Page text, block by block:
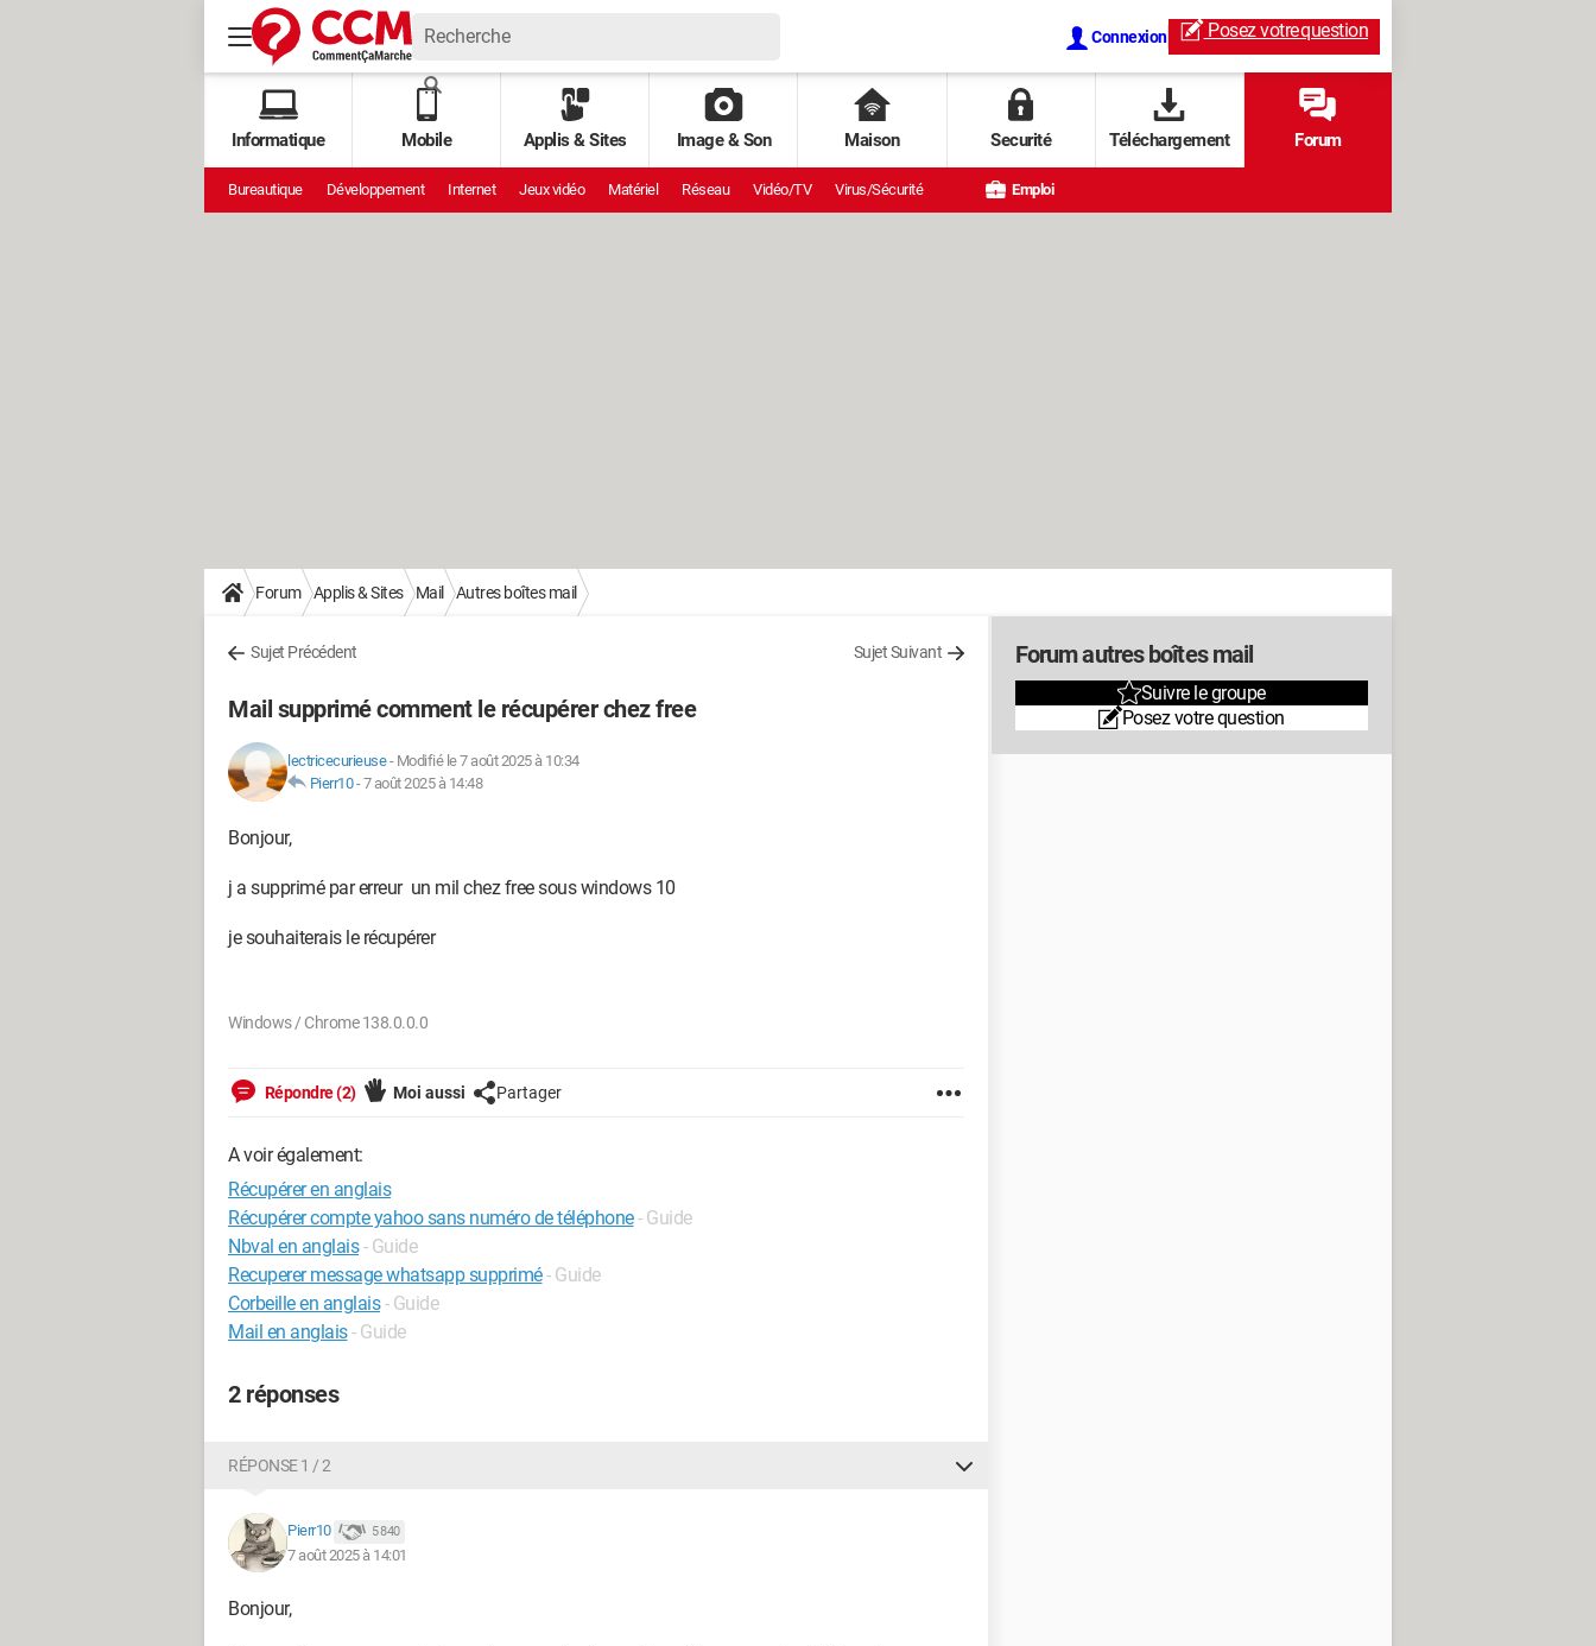
Connexion Posez votrequestion
Informatique Mobile Applis & Sites Image & Son Maison Securité Téléchargement Forum
Bureautique Développement Internet Jeux vidéo Matériel Réseau Vidéo/TV Virus/Sécurité Emploi
Forum Applis & Sites Mail Autres boîtes mail
Sujet Précédent Sujet Suivant
Mail supprimé comment le récupérer chez free
lectricecurieuse- Modifié le 7 août 2025 à 10:34
Pierr10-7 août 2025 à 14:48
Bonjour,
j a supprimé par erreur un mil chez free sous windows 10
je souhaiterais le récupérer
Windows / Chrome 138.0.0.0
Répondre (2) Moi aussi Partager
A voir également:
Récupérer en anglais
Récupérer compte yahoo sans numéro de téléphone- Guide
Nbval en anglais - Guide
Recuperer message whatsapp supprimé- Guide
Corbeille en anglais - Guide
Mail en anglais- Guide
2 réponses
RÉPONSE 1 / 2
Pierr10 5 840
7 août 2025 à 14:01
Bonjour,
Forum autres boîtes mail
Suivre le groupe
Posez votre question